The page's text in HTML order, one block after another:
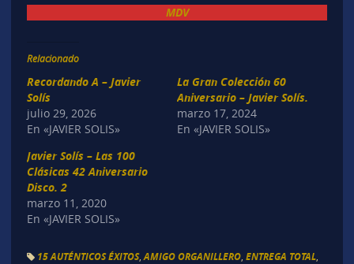
MDV
Relacionado
Recordando A – Javier
Solís
julio 29, 2026
En «JAVIER SOLIS»
La Gran Colección 60
Aniversario – Javier Solís.
marzo 17, 2024
En «JAVIER SOLIS»
Javier Solís – Las 100
Clásicas 42 Aniversario
Disco. 2
marzo 11, 2020
En «JAVIER SOLIS»
15 AUTÉNTICOS ÉXITOS, AMIGO ORGANILLERO, ENTREGA TOTAL,